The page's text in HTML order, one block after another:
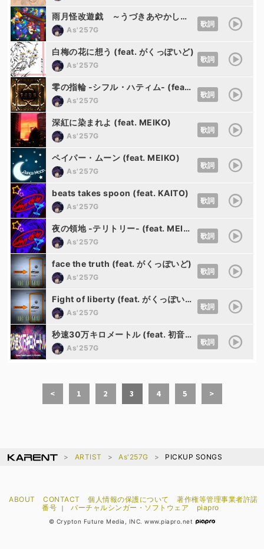
雨月怪改遊戯 ～うづきあやかしあらためゆうぎ～ (feat. KAITO&がくっぽいど&鏡音レン)
As'257G
歌詞
白梅の花に想う (feat. がくっぽいど)
As'257G
歌詞
零の指輪 -シフル・ハティム- (feat. KAITO)
As'257G
歌詞
深紅に染まれよ (feat. MEIKO)
As'257G
歌詞
ペイパー・ムーン (feat. MEIKO)
As'257G
歌詞
beats takes spoon (feat. KAITO)
As'257G
歌詞
夜の領地 -テリトリー- (feat. MEIKO)
As'257G
歌詞
face the truth (feat. がくっぽいど)
As'257G
歌詞
Fight of liberty (feat. がくっぽいど)
As'257G
歌詞
秒速30万キロメートル (feat. 初音ミク)
As'257G
歌詞
< 1 2 3 4 5 >
ARTIST As'257G PICKUP SONGS
ABOUT CONTACT 個人情報の保護について
著作権等管理事業者許諾
番号
｜ バーチャルシンガー・ソフトウェア piapro
© Crypton Future Media, INC. www.piapro.net